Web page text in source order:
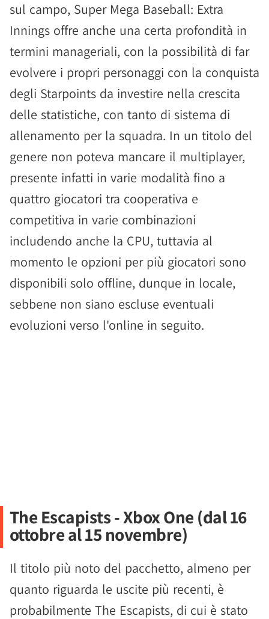
sul campo, Super Mega Baseball: Extra
Innings offre anche una certa profondità in
termini manageriali, con la possibilità di far
evolvere i propri personaggi con la conquista
degli Starpoints da investire nella crescita
delle statistiche, con tanto di sistema di
allenamento per la squadra. In un titolo del
genere non poteva mancare il multiplayer,
presente infatti in varie modalità fino a
quattro giocatori tra cooperativa e
competitiva in varie combinazioni
includendo anche la CPU, tuttavia al
momento le opzioni per più giocatori sono
disponibili solo offline, dunque in locale,
sebbene non siano escluse eventuali
evoluzioni verso l'online in seguito.
The Escapists - Xbox One (dal 16
ottobre al 15 novembre)
Il titolo più noto del pacchetto, almeno per
quanto riguarda le uscite più recenti, è
probabilmente The Escapists, di cui è stato